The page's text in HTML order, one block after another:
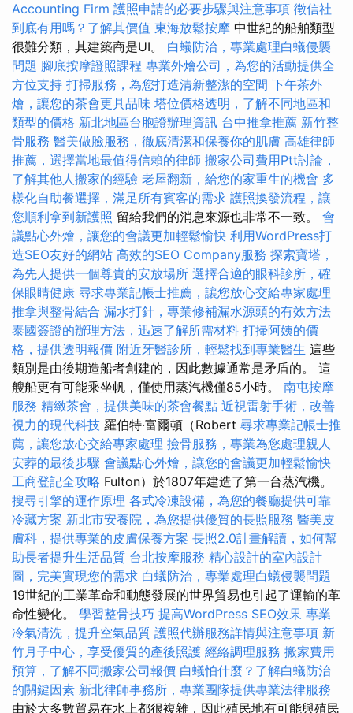
Accounting Firm 護照申請的必要步驟與注意事項 徵信社
到底有用嗎？了解其價值 東海放鬆按摩 中世紀的船舶類型
很難分類，其建築商是UI。 白蟻防治，專業處理白蟻侵襲
問題 腳底按摩證照課程 專業外燴公司，為您的活動提供全
方位支持 打掃服務，為您打造清新整潔的空間 下午茶外
燴，讓您的茶會更具品味 塔位價格透明，了解不同地區和
類型的價格 新北地區台胞證辦理資訊 台中推拿推薦 新竹整
骨服務 醫美做臉服務，徹底清潔和保養你的肌膚 高雄律師
推薦，選擇當地最值得信賴的律師 搬家公司費用Ptt討論，
了解其他人搬家的經驗 老屋翻新，給您的家重生的機會 多
樣化自助餐選擇，滿足所有賓客的需求 護照換發流程，讓
您順利拿到新護照 留給我們的消息來源也非常不一致。 會
議點心外燴，讓您的會議更加輕鬆愉快 利用WordPress打
造SEO友好的網站 高效的SEO Company服務 探索寶塔，
為先人提供一個尊貴的安放場所 選擇合適的眼科診所，確
保眼睛健康 尋求專業記帳士推薦，讓您放心交給專家處理
推拿與整骨結合 漏水打針，專業修補漏水源頭的有效方法
泰國簽證的辦理方法，迅速了解所需材料 打掃阿姨的價
格，提供透明報價 附近牙醫診所，輕鬆找到專業醫生 這些
類別是由後期造船者創建的，因此數據通常是矛盾的。 這
艘船更有可能乘坐帆，僅使用蒸汽機僅85小時。 南屯按摩
服務 精緻茶會，提供美味的茶會餐點 近視雷射手術，改善
視力的現代科技 羅伯特·富爾頓（Robert 尋求專業記帳士推
薦，讓您放心交給專家處理 撿骨服務，專業為您處理親人
安葬的最後步驟 會議點心外燴，讓您的會議更加輕鬆愉快
工商登記全攻略 Fulton）於1807年建造了第一台蒸汽機。
搜尋引擎的運作原理 各式冷凍設備，為您的餐廳提供可靠
冷藏方案 新北市安養院，為您提供優質的長照服務 醫美皮
膚科，提供專業的皮膚保養方案 長照2.0計畫解讀，如何幫
助長者提升生活品質 台北按摩服務 精心設計的室內設計
圖，完美實現您的需求 白蟻防治，專業處理白蟻侵襲問題
19世紀的工業革命和動態發展的世界貿易也引起了運輸的革
命性變化。 學習整骨技巧 提高WordPress SEO效果 專業
冷氣清洗，提升空氣品質 護照代辦服務詳情與注意事項 新
竹月子中心，享受優質的產後照護 經絡調理服務 搬家費用
預算，了解不同搬家公司報價 白蟻怕什麼？了解白蟻防治
的關鍵因素 新北律師事務所，專業團隊提供專業法律服務
由於大多數貿易在水上都很複雜，因此殖民地有可能與殖民